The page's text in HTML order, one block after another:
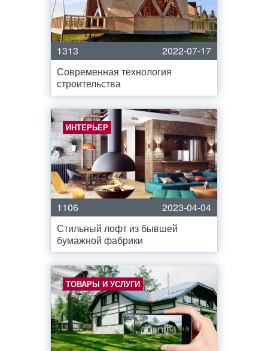
1313
2022-07-17
Современная технология
строительства
ИНТЕРЬЕР
1106
2023-04-04
Стильный лофт из бывшей
бумажной фабрики
ТОВАРЫ И УСЛУГИ